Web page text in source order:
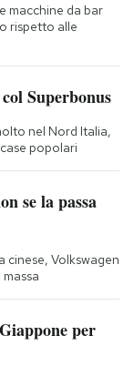
macchine da bar
rispetto alle
Superbonus
nel Nord Italia,
popolari
se la passa
cinese, Volkswagen
per